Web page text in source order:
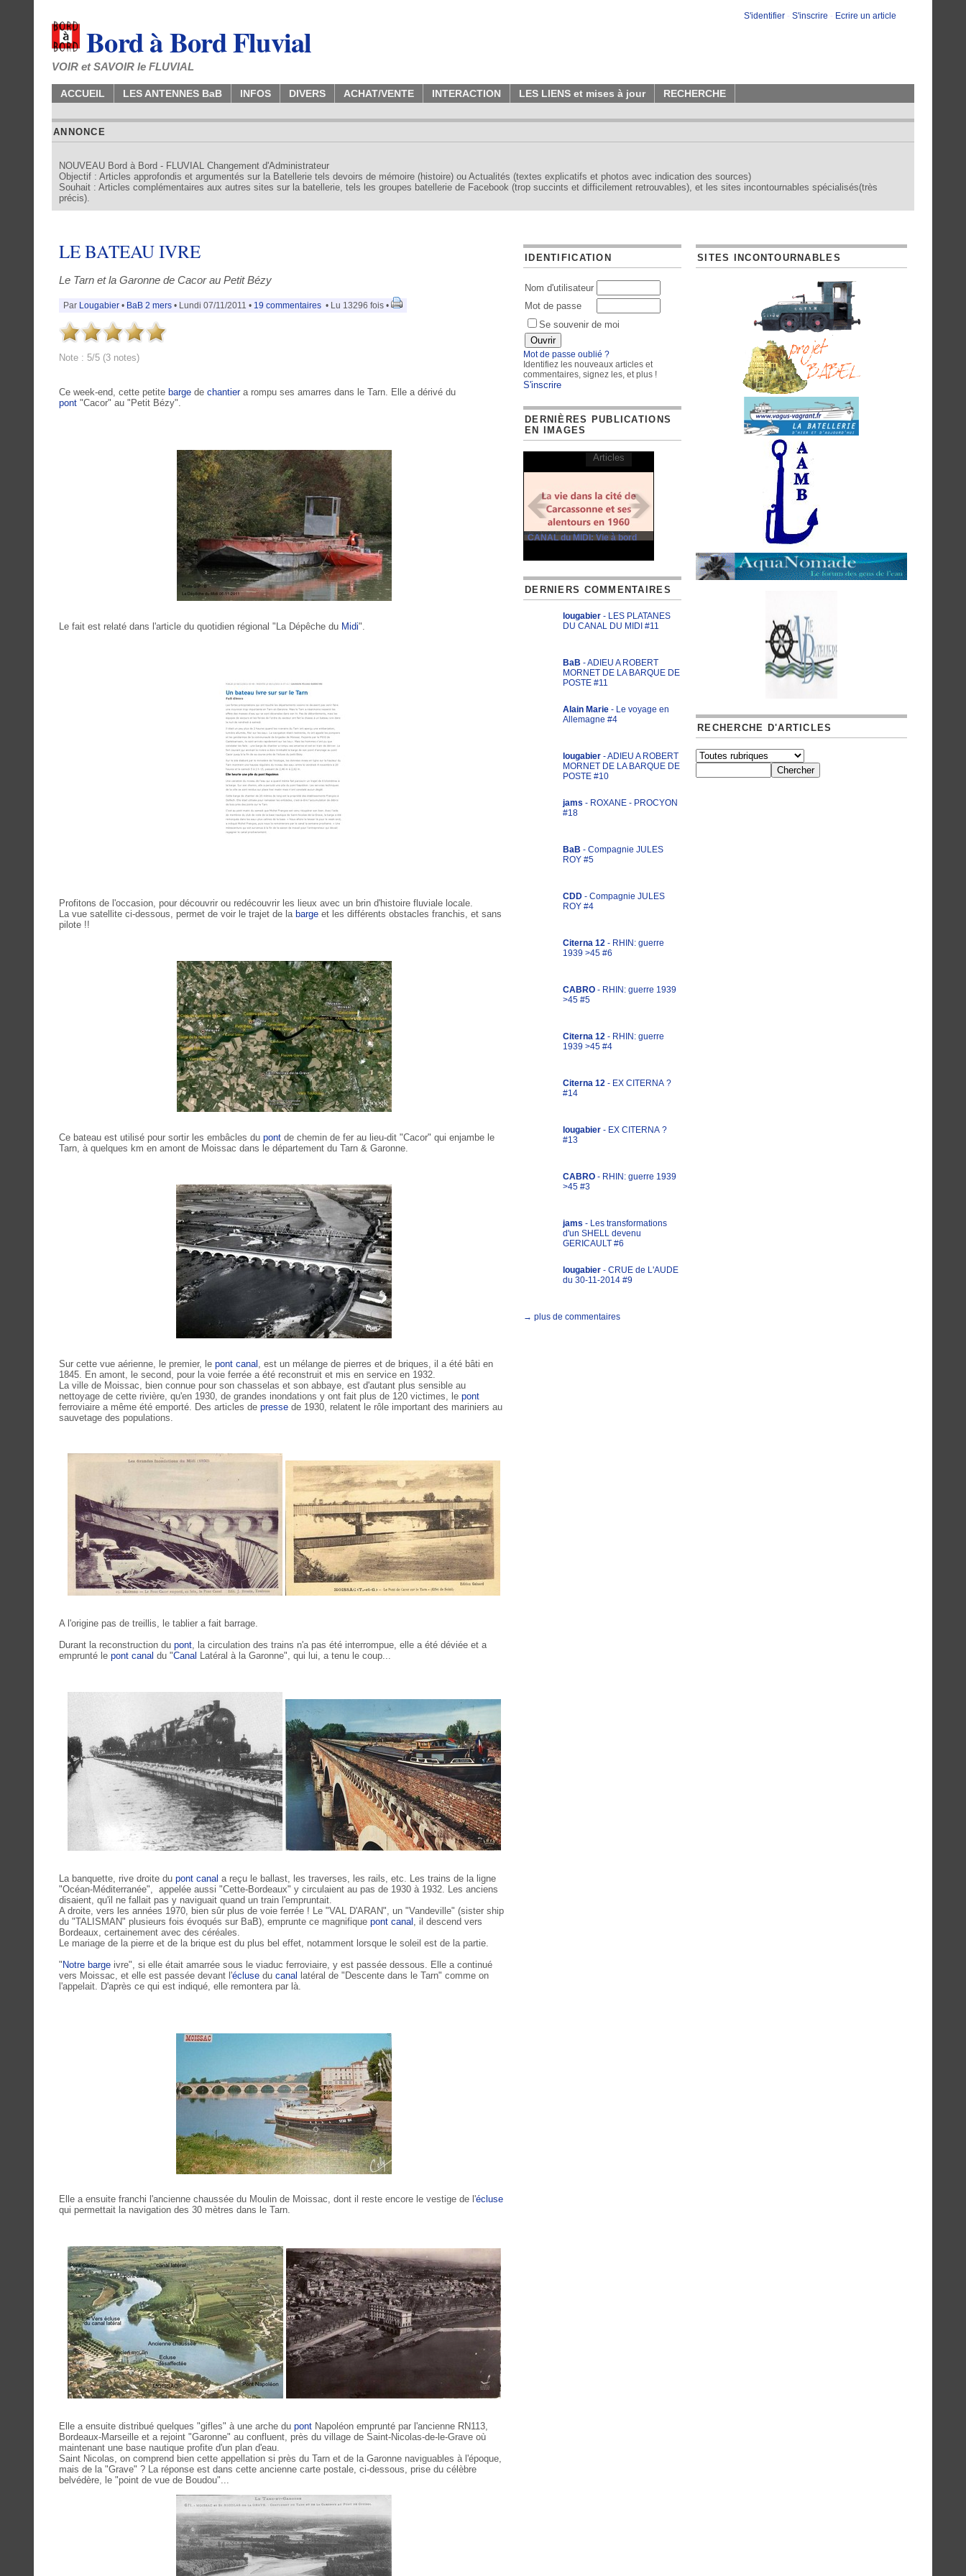
S'identifier - S'inscrire - Ecrire un article
Bord à Bord Fluvial
VOIR et SAVOIR le FLUVIAL
ACCUEIL LES ANTENNES BaB INFOS DIVERS ACHAT/VENTE INTERACTION LES LIENS et mises à jour RECHERCHE
ANNONCE
NOUVEAU Bord à Bord - FLUVIAL Changement d'Administrateur
Objectif : Articles approfondis et argumentés sur la Batellerie tels devoirs de mémoire (histoire) ou Actualités (textes explicatifs et photos avec indication des sources)
Souhait : Articles complémentaires aux autres sites sur la batellerie, tels les groupes batellerie de Facebook (trop succints et difficilement retrouvables), et les sites incontournables spécialisés(très
précis).
LE BATEAU IVRE
Le Tarn et la Garonne de Cacor au Petit Bézy
Par Lougabier • BaB 2 mers • Lundi 07/11/2011 • 19 commentaires • Lu 13296 fois •
Note : 5/5 (3 notes)
Ce week-end, cette petite barge de chantiera rompu ses amarres dans le Tarn. Elle a dérivé du
pont "Cacor" au "Petit Bézy".
Le fait est relaté dans l'article du quotidien régional "La Dépêche du Midi".
Profitons de l'occasion, pour découvrir ou redécouvrir les lieux avec un brin d'histoire fluviale locale.
La vue satellite ci-dessous, permet de voir le trajet de la barge et les différents obstacles franchis, et sans
pilote !!
Ce bateau est utilisé pour sortir les embâcles du pont de chemin de fer au lieu-dit "Cacor" qui enjambe le
Tarn, à quelques km en amont de Moissac dans le département du Tarn & Garonne.
Sur cette vue aérienne, le premier, le pont canal , est un mélange de pierres et de briques, il a été bâti en
1845. En amont, le second, pour la voie ferrée a été reconstruit et mis en service en 1932.
La ville de Moissac, bien connue pour son chasselas et son abbaye, est d'autant plus sensible au
nettoyage de cette rivière, qu'en 1930, de grandes inondations y ont fait plus de 120 victimes, le pont
ferroviaire a même été emporté. Des articles de presse de 1930, relatent le rôle important des mariniers au
sauvetage des populations.
A l'origine pas de treillis, le tablier a fait barrage.
Durant la reconstruction du pont, la circulation des trains n'a pas été interrompue, elle a été déviée et a
emprunté le pont canal du "Canal Latéral à la Garonne", qui lui, a tenu le coup...
La banquette, rive droite du pont canal a reçu le ballast, les traverses, les rails, etc. Les trains de la ligne
"Océan-Méditerranée", appelée aussi "Cette-Bordeaux" y circulaient au pas de 1930 à 1932. Les anciens
disaient, qu'il ne fallait pas y naviguait quand un train l'empruntait.
A droite, vers les années 1970, bien sûr plus de voie ferrée ! Le "VAL D'ARAN", un "Vandeville" (sister ship
du "TALISMAN" plusieurs fois évoqués sur BaB), emprunte ce magnifique pont canal
, il descend vers
Bordeaux, certainement avec des céréales.
Le mariage de la pierre et de la brique est du plus bel effet, notamment lorsque le soleil est de la partie.
" Notre barge ivre", si elle était amarrée sous le viaduc ferroviaire, y est passée dessous. Elle a continué
vers Moissac, et elle est passée devant l'écluse du canal
latéral de "Descente dans le Tarn" comme on
l'appelait. D'après ce qui est indiqué, elle remontera par là.
Elle a ensuite franchi l'ancienne chaussée du Moulin de Moissac, dont il reste encore le vestige de l'écluse
qui permettait la navigation des 30 mètres dans le Tarn.
Elle a ensuite distribué quelques "gifles" à une arche du pont Napoléon emprunté par l'ancienne RN113,
Bordeaux-Marseille et a rejoint "Garonne" au confluent, près du village de Saint-Nicolas-de-le-Grave où
maintenant une base nautique profite d'un plan d'eau.
Saint Nicolas, on comprend bien cette appellation si près du Tarn et de la Garonne naviguables à l'époque,
mais de la "Grave" ? La réponse est dans cette ancienne carte postale, ci-dessous, prise du célèbre
belvédère, le "point de vue de Boudou"...
IDENTIFICATION
Nom d'utilisateur
Mot de passe
Se souvenir de moi
Mot de passe oublié ?
Identifiez les nouveaux articles et
commentaires, signez les, et plus !
S'inscrire
DERNIÈRES PUBLICATIONS
EN IMAGES
CANAL du MIDI: Vie à bord
Articles
DERNIERS COMMENTAIRES
lougabier - LES PLATANES
DU CANAL DU MIDI #11
BaB - ADIEU A ROBERT
MORNET DE LA BARQUE DE
POSTE #11
Alain Marie - Le voyage en
Allemagne #4
lougabier - ADIEU A ROBERT
MORNET DE LA BARQUE DE
POSTE #10
jams - ROXANE - PROCYON
#18
BaB - Compagnie JULES
ROY #5
CDD - Compagnie JULES
ROY #4
Citerna 12 - RHIN: guerre
1939 >45 #6
CABRO - RHIN: guerre 1939
>45 #5
Citerna 12 - RHIN: guerre
1939 >45 #4
Citerna 12 - EX CITERNA ?
#14
lougabier - EX CITERNA ?
#13
CABRO - RHIN: guerre 1939
>45 #3
jams - Les transformations
d'un SHELL devenu
GERICAULT #6
lougabier - CRUE de L'AUDE
du 30-11-2014 #9
→ plus de commentaires
SITES INCONTOURNABLES
RECHERCHE D'ARTICLES